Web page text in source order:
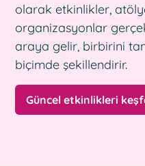
olarak etkinlikler,
organizasyonlar
araya gelir, birbirini
biçimde şekillendirir.
Güncel etkinlikleri